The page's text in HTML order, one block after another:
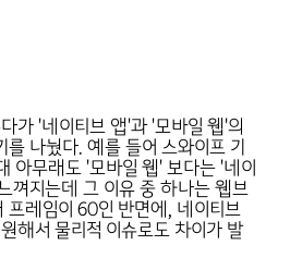
가 '네이티브 앱'과 '모바일 웹'의
나눴다. 예를 들어 스와이프 기
아무래도 '모바일 웹' 보다는 '네이
껴지는데 그 이유 중 하나는 웹브
프레임이 60인 반면에, 네이티브
해서 물리적 이슈로도 차이가 발